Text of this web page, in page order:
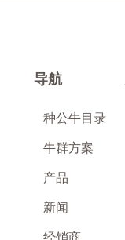
导航
种公牛目录
牛群方案
产品
新闻
经销商